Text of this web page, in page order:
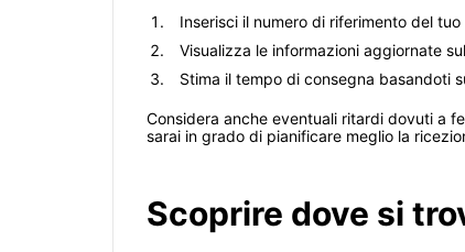
Inserisci il numero di riferimento del
Visualizza le informazioni aggiornate
Stima il tempo di consegna basandoti
Considera anche eventuali ritardi dovuti a
sarai in grado di pianificare meglio la
Scoprire dove si